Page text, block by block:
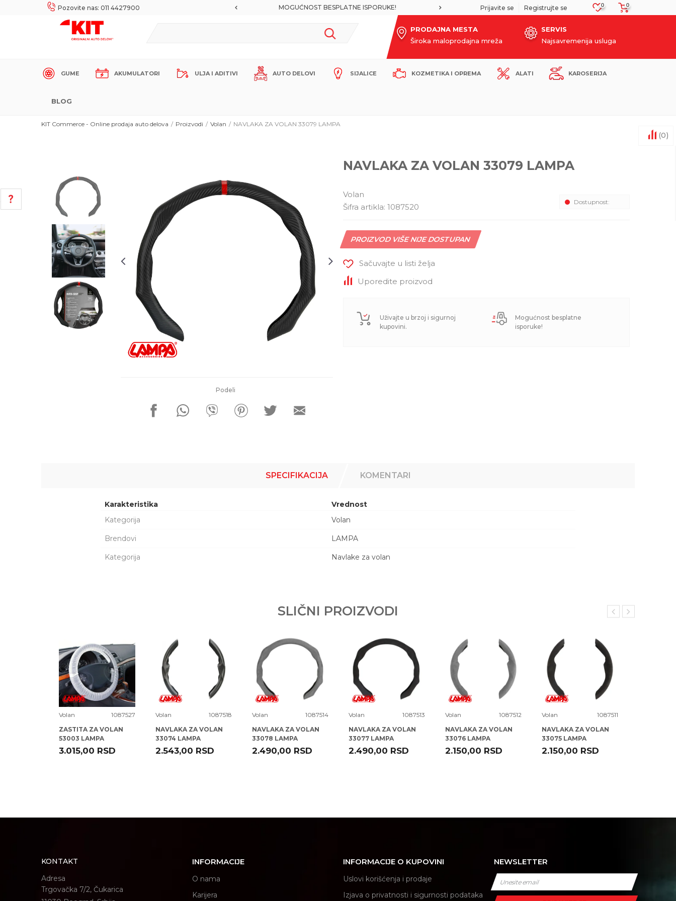
Pozovite nas: 011 4427900
SIGURNO PLAĆANJE PLATNIM KARTICAMA! MOGUĆNOST BESPLATNE ISPORUKE! SIGURNO PLAĆANJE PLATNIM KARTICAMA! 0
0
Prijavite se Registrujte se
PRODAJNA MESTA
Široka maloprodajna mreža
SERVIS
Najsavremenija usluga
GUME AKUMULATORI ULJA I ADITIVI AUTO DELOVI SIJALICE KOZMETIKA I OPREMA ALATI KAROSERIJA
BLOG
KIT Commerce - Online prodaja auto delova Proizvodi Volan NAVLAKA ZA VOLAN 33079 LAMPA
Podeli
NAVLAKA ZA VOLAN 33079 LAMPA
Volan
Šifra artikla: 1087520
Dostupnost:
PROIZVOD VIŠE NIJE DOSTUPAN
Sačuvajte u listi želja
Uporedite proizvod
Uživajte u brzoj i sigurnoj
kupovini.
Mogućnost besplatne
isporuke!
Za više informacija, pomoć i
porudžbine
011 4427900
Radno vreme
Radnim danom: 08-16h
Subotom: 08-14h
Nedeljom ne radimo
Pišite nam
SPECIFIKACIJA KOMENTARI
Karakteristika
Vrednost
Kategorija
Volan
Brendovi LAMPA
Kategorija Navlake za volan
SLIČNI PROIZVODI
Volan
1087527
ZASTITA ZA VOLAN
53003 LAMPA
3.015,00 RSD
Volan
1087518
NAVLAKA ZA VOLAN
33074 LAMPA
2.543,00 RSD
Volan
1087514
NAVLAKA ZA VOLAN
33078 LAMPA
2.490,00 RSD
Volan
1087513
NAVLAKA ZA VOLAN
33077 LAMPA
2.490,00 RSD
Volan
1087512
NAVLAKA ZA VOLAN
33076 LAMPA
2.150,00 RSD
Volan
1087511
NAVLAKA ZA VOLAN
33075 LAMPA
2.150,00 RSD
(0)
KONTAKT
Adresa
Trgovačka 7/2, Čukarica
INFORMACIJE
O nama
Karijera
INFORMACIJE O KUPOVINI
Uslovi korišćenja i prodaje
Izjava o privatnosti i sigurnosti podataka
NEWSLETTER